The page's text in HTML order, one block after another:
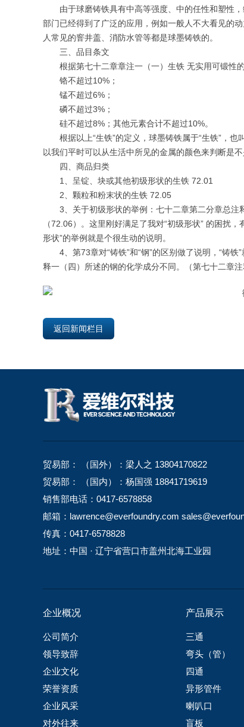
由于球磨铸铁具有中高等强度、中的任性和塑性
部门已经得到了广泛的应用，例如一般人不大看见的
人常见的窨井盖、消防水管等都是球墨铸铁的。
三、品目条文
根据第七十二章章注一（一）生铁 无实用可锻性
铬不超过10%；
锰不超过6%；
磷不超过3%；
硅不超过8%；其他元素合计不超过10%。
根据以上“生铁”的定义，球墨铸铁属于“生铁”，
以我们平时可以从生活中所见的金属的颜色来判断是不
四、商品归类
1、呈锭、块或其他初级形状的生铁 72.01
2、颗粒和粉末状的生铁 72.05
3、关于初级形状的举例：七十二章第二分章总
（72.06）。这里刚好满足了我对“初级形状” 的困扰
形状”的举例就是个很生动的说明。
4、第73章对“铸铁”和“钢”的区别做了说明，“铸
释一（四）所述的钢的化学成分不同。（第七十二章
返回新闻栏目
贸易部： （国外）：梁人之 13804170822
贸易部： （国内）：杨国强 18841719619
销售部电话：0417-6578858
邮箱：lawrence@everfoundry.com
传真：0417-6578828
地址：中国 · 辽宁省营口市盖州北海工业园
企业概况
公司简介
领导致辞
企业文化
荣誉资质
企业风采
对外往来
产品展示
三通
弯头（管）
四通
异形管件
喇叭口
盲板